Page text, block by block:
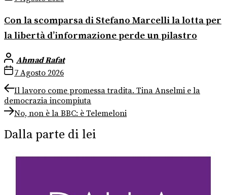
Con la scomparsa di Stefano Marcelli la lotta per
la libertà d’informazione perde un pilastro
Ahmad Rafat
7 Agosto 2026
Navigazione
articoli
Previous
post:
Il lavoro come promessa tradita. Tina Anselmi e la
democrazia incompiuta
Next
post:
No, non è la BBC: è Telemeloni
Dalla parte di lei